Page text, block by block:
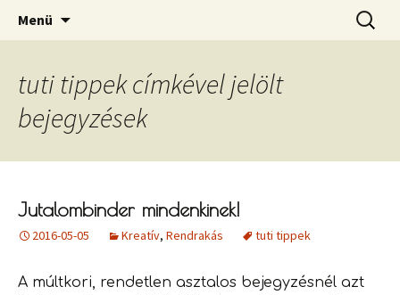
Rendberaklak
Ahol a rendnek lelke van!
Menü
tuti tippek címkével jelölt
bejegyzések
Jutalombinder mindenkinek!
2016-05-05 Kreatív, Rendrakás tuti tippek
A múltkori, rendetlen asztalos bejegyzésnél azt